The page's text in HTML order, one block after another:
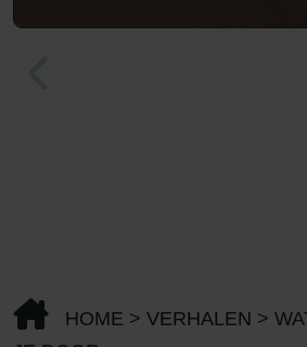
HOME > VERHALEN >